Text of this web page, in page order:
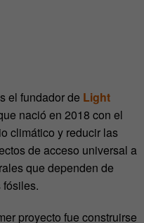
el fundador de Light
nació en 2018 con el
climático y reducir las
de acceso universal a
que dependen de
proyecto fue construirse